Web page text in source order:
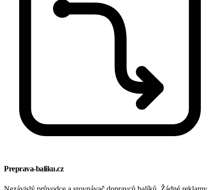
Preprava-baliku.cz